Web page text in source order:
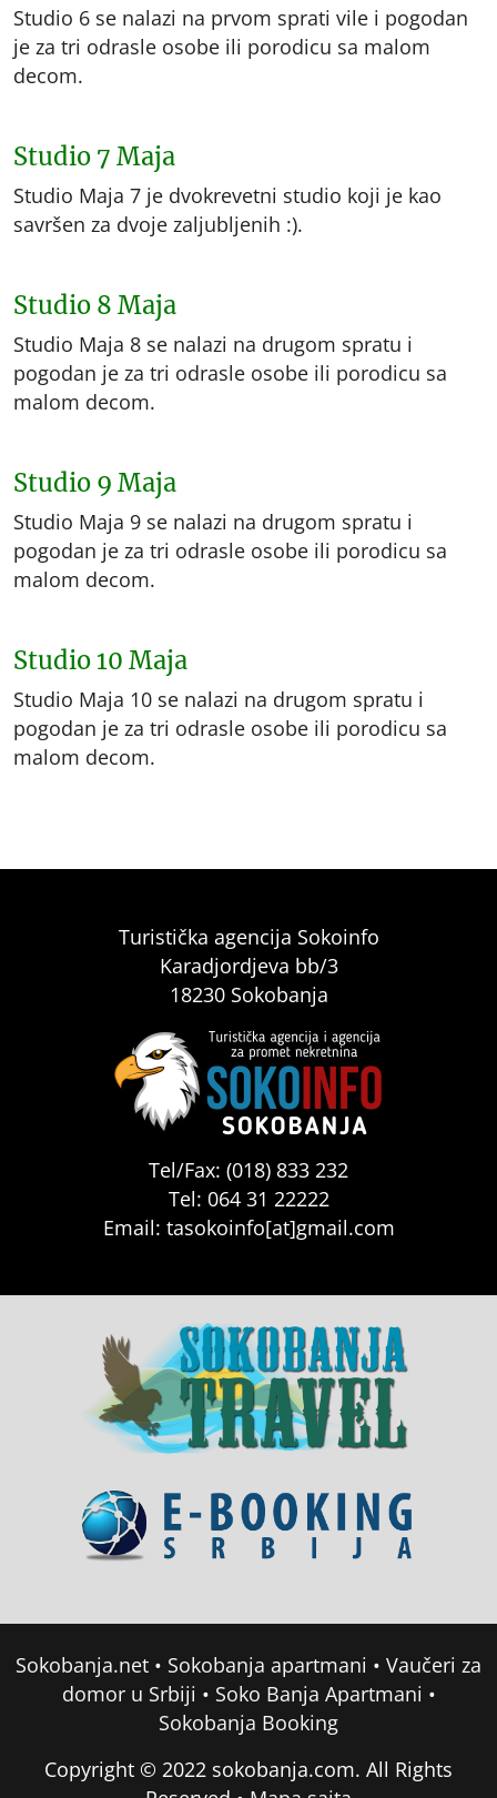
Studio 6 se nalazi na prvom sprati vile i pogodan
je za tri odrasle osobe ili porodicu sa malom
decom.
Studio 7 Maja
Studio Maja 7 je dvokrevetni studio koji je kao
savršen za dvoje zaljubljenih :).
Studio 8 Maja
Studio Maja 8 se nalazi na drugom spratu i
pogodan je za tri odrasle osobe ili porodicu sa
malom decom.
Studio 9 Maja
Studio Maja 9 se nalazi na drugom spratu i
pogodan je za tri odrasle osobe ili porodicu sa
malom decom.
Studio 10 Maja
Studio Maja 10 se nalazi na drugom spratu i
pogodan je za tri odrasle osobe ili porodicu sa
malom decom.
Turistička agencija Sokoinfo
Karadjordjeva bb/3
18230 Sokobanja
Tel/Fax: (018) 833 232
Tel: 064 31 22222
Email: tasokoinfo[at]gmail.com
Sokobanja.net • Sokobanja apartmani • Vaučeri za
domor u Srbiji • Soko Banja Apartmani •
Sokobanja Booking
Copyright © 2022 sokobanja.com. All Rights